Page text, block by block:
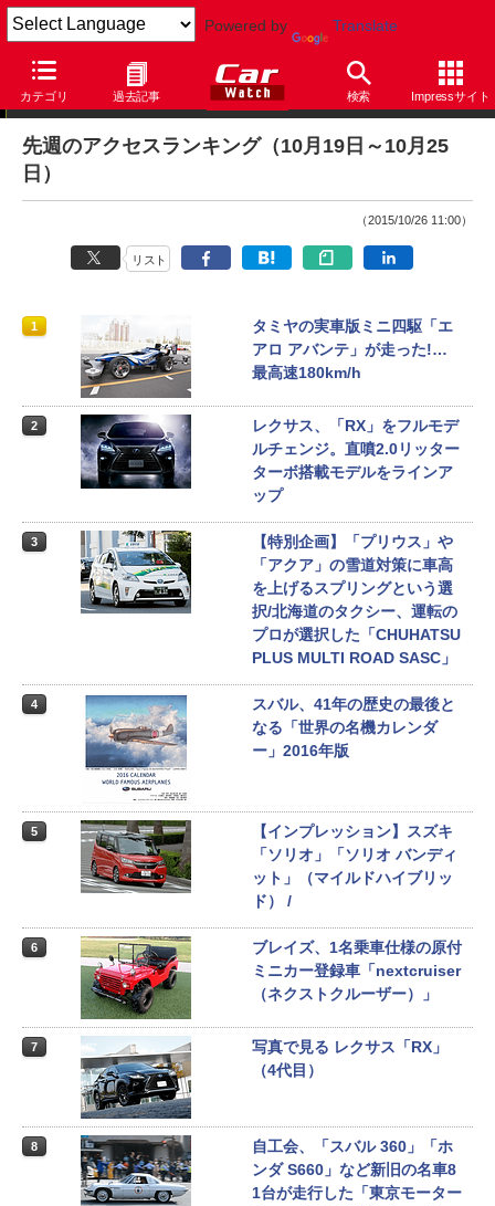
Powered by Translate
カテゴリ 過去記事 検索 Impressサイト
アクセスランキング
先週のアクセスランキング（10月19日～10月25
日）
（2015/10/26 11:00）
リスト
1
タミヤの実車版ミニ四駆「エ
アロ アバンテ」が走った!…
最高速180km/h
2
レクサス、「RX」をフルモデ
ルチェンジ。直噴2.0リッター
ターボ搭載モデルをラインア
ップ
3
【特別企画】「プリウス」や
「アクア」の雪道対策に車高
を上げるスプリングという選
択/北海道のタクシー、運転の
プロが選択した「CHUHATSU
PLUS MULTI ROAD SASC」
4
スバル、41年の歴史の最後と
なる「世界の名機カレンダ
ー」2016年版
5
【インプレッション】スズキ
「ソリオ」「ソリオ バンディ
ット」（マイルドハイブリッ
ド） /
6
ブレイズ、1名乗車仕様の原付
ミニカー登録車「nextcruiser
（ネクストクルーザー）」
7
写真で見る レクサス「RX」
（4代目）
8
自工会、「スバル 360」「ホ
ンダ S660」など新旧の名車8
1台が走行した「東京モーター